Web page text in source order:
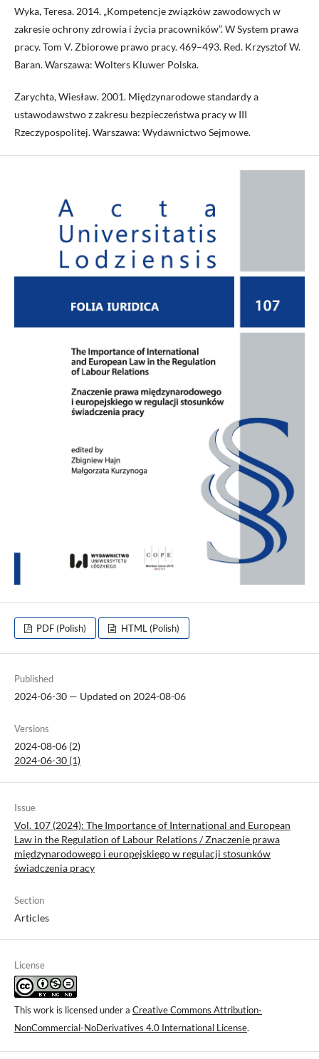
Wyka, Teresa. 2014. „Kompetencje związków zawodowych w
zakresie ochrony zdrowia i życia pracowników”. W System prawa
pracy. Tom V. Zbiorowe prawo pracy. 469–493. Red. Krzysztof W.
Baran. Warszawa: Wolters Kluwer Polska.
Zarychta, Wiesław. 2001. Międzynarodowe standardy a
ustawodawstwo z zakresu bezpieczeństwa pracy w III
Rzeczypospolitej. Warszawa: Wydawnictwo Sejmowe.
PDF (Polish) HTML (Polish)
Published
2024-06-30 — Updated on 2024-08-06
Versions
2024-08-06 (2)
2024-06-30 (1)
Issue
Vol. 107 (2024): The Importance of International and European
Law in the Regulation of Labour Relations / Znaczenie prawa
międzynarodowego i europejskiego w regulacji stosunków
świadczenia pracy
Section
Articles
License
This work is licensed under a Creative Commons Attribution-
NonCommercial-NoDerivatives 4.0 International License.